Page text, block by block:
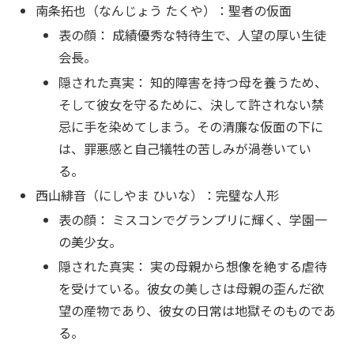
南条拓也（なんじょう たくや）：聖者の仮面
表の顔： 成績優秀な特待生で、人望の厚い生徒
会長。
隠された真実： 知的障害を持つ母を養うため、
そして彼女を守るために、決して許されない禁
忌に手を染めてしまう。その清廉な仮面の下に
は、罪悪感と自己犠牲の苦しみが渦巻いてい
る。
西山緋音（にしやま ひいな）：完璧な人形
表の顔： ミスコンでグランプリに輝く、学園一
の美少女。
隠された真実： 実の母親から想像を絶する虐待
を受けている。彼女の美しさは母親の歪んだ欲
望の産物であり、彼女の日常は地獄そのものであ
る。